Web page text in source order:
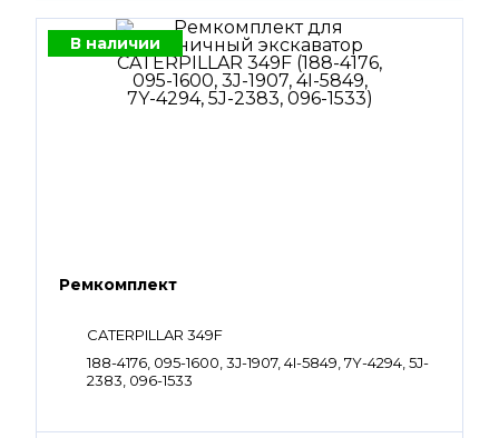
В наличии
Ремкомплект
CATERPILLAR 349F
188-4176, 095-1600, 3J-1907, 4I-5849, 7Y-4294, 5J-
2383, 096-1533